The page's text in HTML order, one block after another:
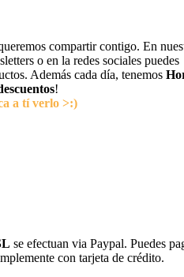
compartir contigo. En
o en la redes sociales puedes
Además cada día, tenemos
!
a tí verlo >:)
se efectuan via Paypal. Puedes
con tarjeta de crédito.